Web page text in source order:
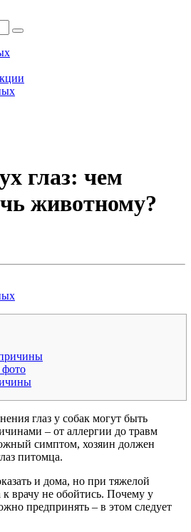
глаз: чем
животному?
фото
глаз у собак могут быть
– от аллергии до травм
симптом, хозяин должен
питомца.
и дома, но при тяжелой
к врачу не обойтись. Почему у
предпринять – в этом следует